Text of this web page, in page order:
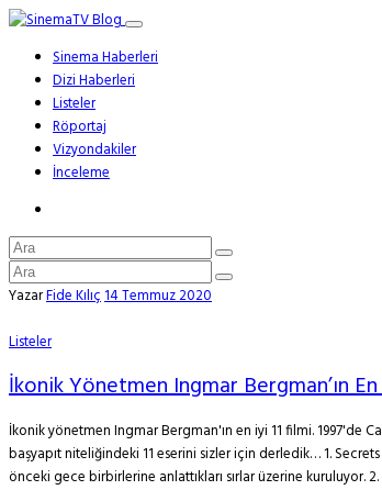
Sinema Haberleri
Dizi Haberleri
Listeler
Röportaj
Vizyondakiler
İnceleme
YazarFide Kılıç14 Temmuz 2020
Listeler
İkonik Yönetmen Ingmar Bergman’ın
İkonik yönetmen Ingmar Bergman'ın en iyi 11 filmi. 1997'de
başyapıt niteliğindeki 11 eserini sizler için derledik… 1.
önceki gece birbirlerine anlattıkları sırlar üzerine kuruluyor.